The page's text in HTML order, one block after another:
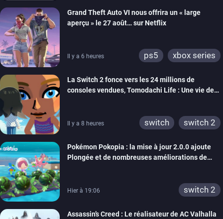
Grand Theft Auto VI nous offrira un « large
aperçu » le 27 août… sur Netflix
Il y a 6 heures ps5 xbox series
La Switch 2 fonce vers les 24 millions de
consoles vendues, Tomodachi Life : Une vie de
Il y a 8 heures switch switch 2
Pokémon Pokopia : la mise à jour 2.0.0 ajoute
Plongée et de nombreuses améliorations de
Hier à 19:06 switch 2
Assassin’s Creed : Le réalisateur de AC Valhalla